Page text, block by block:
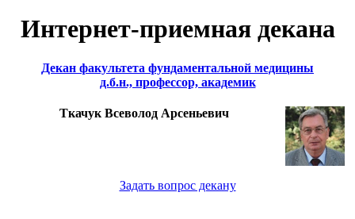
Интернет-приемная декана
Декан факультета фундаментальной медицины
д.б.н., профессор, академик
Ткачук Всеволод Арсеньевич
Задать вопрос декану